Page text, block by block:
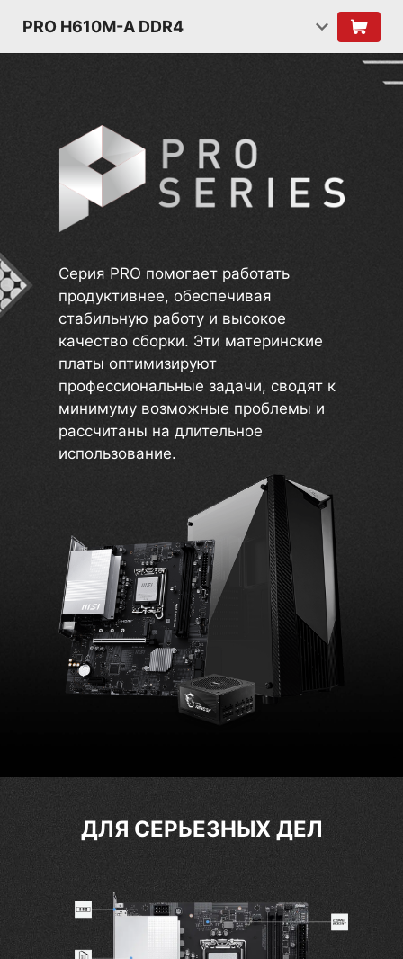
PRO H610M-A DDR4
Серия PRO помогает работать
продуктивнее, обеспечивая
стабильную работу и высокое
качество сборки. Эти материнские
платы оптимизируют
профессиональные задачи, сводят к
минимуму возможные проблемы и
рассчитаны на длительное
использование.
ДЛЯ СЕРЬЕЗНЫХ ДЕЛ